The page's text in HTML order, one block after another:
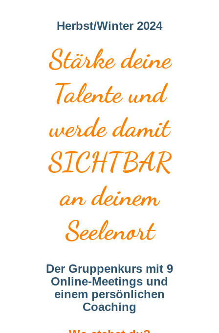
Herbst/Winter 2024
Stärke deine
Talenteund
werde damit
SICHTBAR
an deinem
Seelenort
Der Gruppenkurs mit 9
Online-Meetings und
einem persönlichen
Coaching